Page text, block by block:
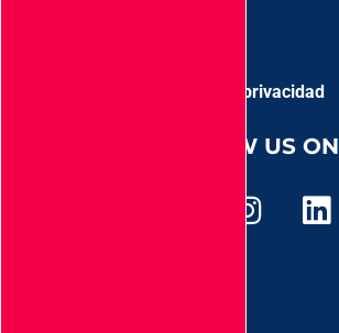
Aviso de privacidad
FOLLOW US ON